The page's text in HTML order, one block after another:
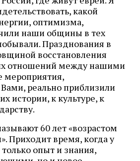
какой
оптимизма,
наши общины в тех
Празднования в
восстановления
отношений между нашими
мероприятия,
реально приблизили
истории, к культуре, к
60 лет «возрастом
Приходит время, когда у
опыт и знания,